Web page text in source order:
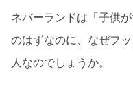
ネバーランドは「子供
のはずなのに、なぜフ
人なのでしょうか。